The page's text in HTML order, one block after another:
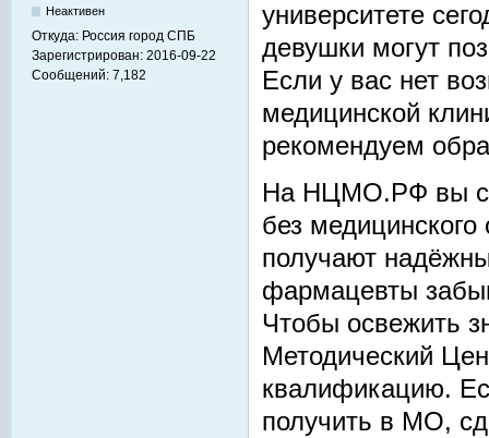
Неактивен
Откуда: Россия город СПБ
Зарегистрирован: 2016-09-22
Сообщений: 7,182
университете
девушки могут
Если у вас нет
медицинской
рекомендуем
На НЦМО.РФ вы
без
получают
фармацевты
Чтобы освежить
Методический
квалификацию.
получить в МО,